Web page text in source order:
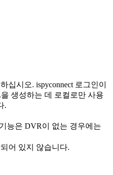
십시오. ispyconnect 로그인이
생성하는 데 로컬로만 사용
.
능은 DVR이 없는 경우에는
어 있지 않습니다.